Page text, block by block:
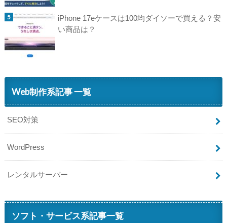
iPhone 17eケースは100均ダイソーで買える？安
い商品は？
Web制作系記事 一覧
SEO対策
WordPress
レンタルサーバー
ソフト・サービス系記事一覧